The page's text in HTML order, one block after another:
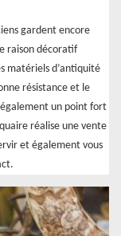
gardent encore
raison décoratif
matériels d’antiquité
résistance et le
un point fort
réalise une vente
et également vous